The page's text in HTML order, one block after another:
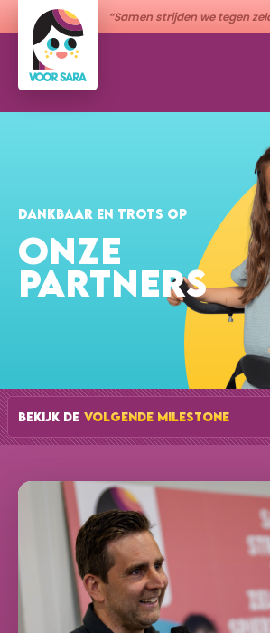
“Samen strijden we tegen
DANKBAAR EN TROTS OP
ONZE
PARTNERS
BEKIJK DE VOLGENDE MILESTONE